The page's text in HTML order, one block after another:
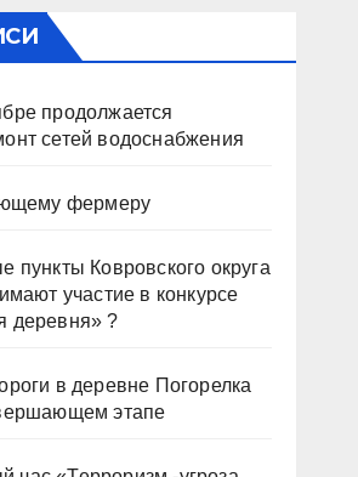
продолжается
сетей водоснабжения
фермеру
пункты Ковровского округа
участие в конкурсе
деревня» ?
в деревне Погорелка
этапе